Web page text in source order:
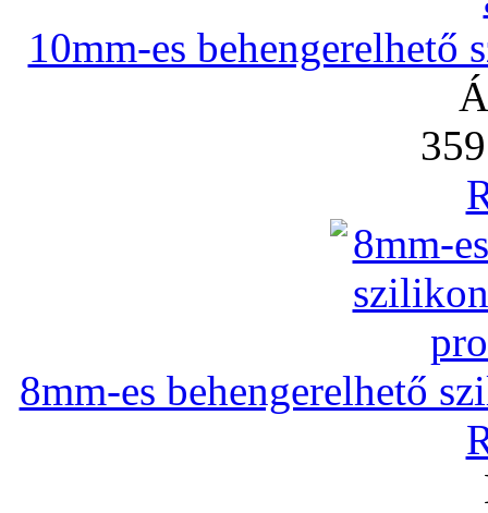
10mm-es
8mm-es behengerelhető